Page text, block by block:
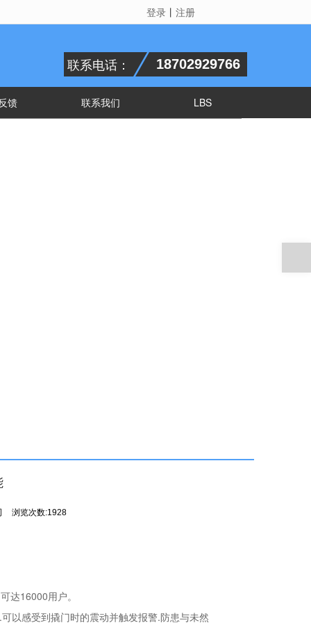
登录 丨 注册
联系电话： 18702929766
馈 联系我们 LBS
浏览次数:1928
16000用户。
感受到撬门时的震动并触发报警.防患与未然